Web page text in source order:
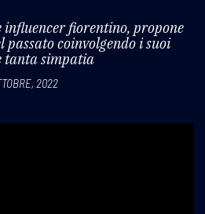
influencer fiorentino, propone
coinvolgendo i suoi
tanta simpatia
2022